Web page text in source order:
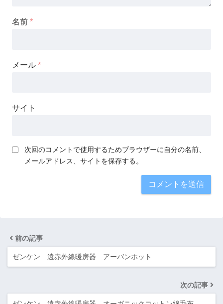
名前 *
メール *
サイト
次回のコメントで使用するためブラウザーに自分の名前、
メールアドレス、サイトを保存する。
前の記事
ゼンケン 遠赤外線暖房器 アーバンホット
次の記事